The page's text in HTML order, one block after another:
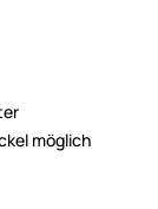
möglich